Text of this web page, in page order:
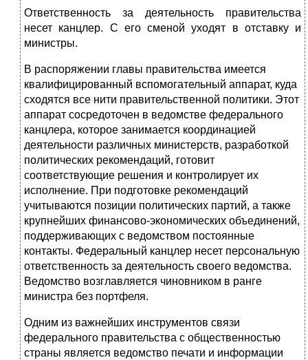
Ответственность за деятельность правительства
несет канцлер. С его сменой уходят в отставку и
министры.
В распоряжении главы правительства имеется
квалифицированный вспо­могательный аппарат, куда
сходятся все нити правительственной политики. Этот
аппарат сосредоточен в ведомстве федерального
канцлера, которое занимается координацией
деятельности различных министерств, разработ­кой
политических рекомендаций, готовит
соответствующие решения и кон­тролирует их
исполнение. При подготовке рекомендаций
учитываются пози­ции политических партий, а также
крупнейших финансово-экономических объединений,
поддерживающих с ведомством постоянные
контакты. Феде­ральный канцлер несет персональную
ответственность за деятельность сво­его ведомства.
Ведомство возглавляется чиновником в ранге
министра без портфеля.
Одним из важнейших инструментов связи
федерального правительства с общественностью
страны является ведомство печати и информации